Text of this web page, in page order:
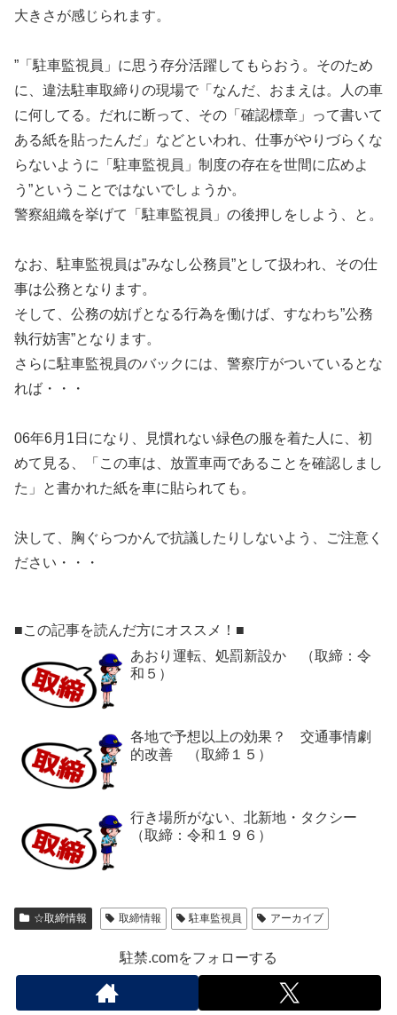
大きさが感じられます。
”「駐車監視員」に思う存分活躍してもらおう。そのため
に、違法駐車取締りの現場で「なんだ、おまえは。人の車
に何してる。だれに断って、その「確認標章」って書いて
ある紙を貼ったんだ」などといわれ、仕事がやりづらくな
らないように「駐車監視員」制度の存在を世間に広めよ
う”ということではないでしょうか。
警察組織を挙げて「駐車監視員」の後押しをしよう、と。
なお、駐車監視員は”みなし公務員”として扱われ、その仕
事は公務となります。
そして、公務の妨げとなる行為を働けば、すなわち”公務
執行妨害”となります。
さらに駐車監視員のバックには、警察庁がついているとな
れば・・・
06年6月1日になり、見慣れない緑色の服を着た人に、初
めて見る、「この車は、放置車両であることを確認しまし
た」と書かれた紙を車に貼られても。
決して、胸ぐらつかんで抗議したりしないよう、ご注意く
ださい・・・
■この記事を読んだ方にオススメ！■
あおり運転、処罰新設か （取締：令
和５）
各地で予想以上の効果？ 交通事情劇
的改善 （取締１５）
行き場所がない、北新地・タクシー
（取締：令和１９６）
☆取締情報 取締情報 駐車監視員 アーカイブ
駐禁.comをフォローする